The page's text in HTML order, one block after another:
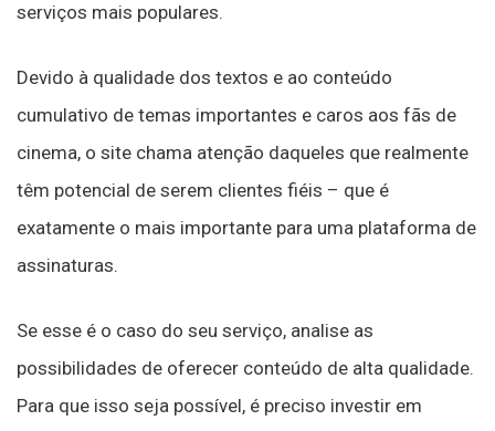
serviços mais populares.
Devido à qualidade dos textos e ao conteúdo
cumulativo de temas importantes e caros aos fãs de
cinema, o site chama atenção daqueles que realmente
têm potencial de serem clientes fiéis – que é
exatamente o mais importante para uma plataforma de
assinaturas.
Se esse é o caso do seu serviço, analise as
possibilidades de oferecer conteúdo de alta qualidade.
Para que isso seja possível, é preciso investir em